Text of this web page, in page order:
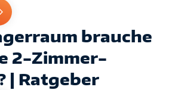
brauche
2-Zimmer-
| Ratgeber